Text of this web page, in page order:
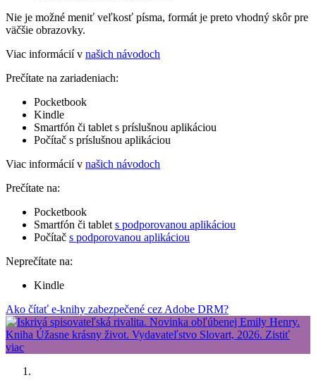
Nie je možné meniť veľkosť písma, formát je preto vhodný skôr pre
väčšie obrazovky.
Viac informácií v našich návodoch
Prečítate na zariadeniach:
Pocketbook
Kindle
Smartfón či tablet s príslušnou aplikáciou
Počítač s príslušnou aplikáciou
Viac informácií v našich návodoch
Prečítate na:
Pocketbook
Smartfón či tablet s podporovanou aplikáciou
Počítač s podporovanou aplikáciou
Neprečítate na:
Kindle
Ako čítať e-knihy zabezpečené cez Adobe DRM?